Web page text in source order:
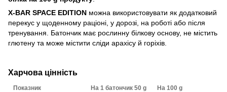
X-BAR SPACE EDITION можна використовувати як додатковий
перекус у щоденному раціоні, у дорозі, на роботі або після
тренування. Батончик має рослинну білкову основу, не містить
глютену та може містити сліди арахісу й горіхів.
Харчова цінність
Показник На 1 батончик 50 g На 100 g